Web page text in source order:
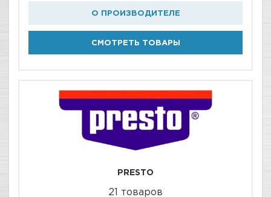
О ПРОИЗВОДИТЕЛЕ
СМОТРЕТЬ ТОВАРЫ
PRESTO
21 товаров